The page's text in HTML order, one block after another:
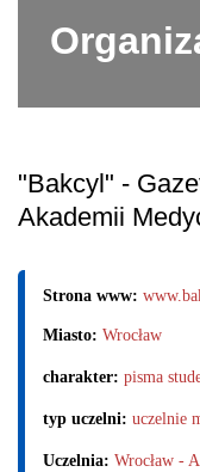
"Bakcyl" -
Akademii
Strona www:
Miasto: Wrocław
charakter: pisma
typ uczelni: uczelnie
Uczelnia: Wrocław -